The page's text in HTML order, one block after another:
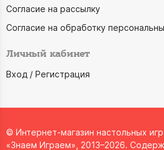
Согласие на рассылку
Согласие на обработку
Личный кабинет
Вход / Регистрация
© Интернет-магазин настольных
«Знаем Играем», 2013–2026.